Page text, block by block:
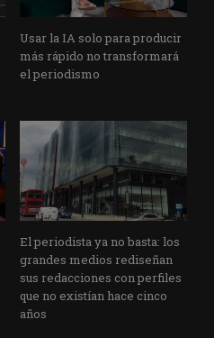
Usar la IA solo para producir
más rápido no transformará
el periodismo
El periodista ya no basta: los
grandes medios rediseñan
sus redacciones con perfiles
que no existían hace cinco
años